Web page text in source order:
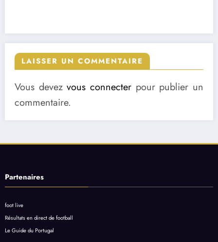
LAISSER UN COMMENTAIRE
Vous devezvous connecter pour publier un
commentaire.
Partenaires
foot live
Résultats en direct de football
Le Guide du Portugal